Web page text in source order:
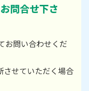
問合せ下さ
お問い合わせくだ
せていただく場合